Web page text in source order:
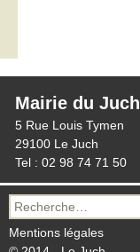
Mairie du Juch
5 Rue Louis Tymen
29100 Le Juch
Tel : 02 98 74 71 50
Recherche
pour :
Mentions légales